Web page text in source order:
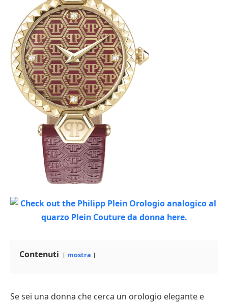
Contenuti mostra
Se sei una donna che cerca un orologio elegante e